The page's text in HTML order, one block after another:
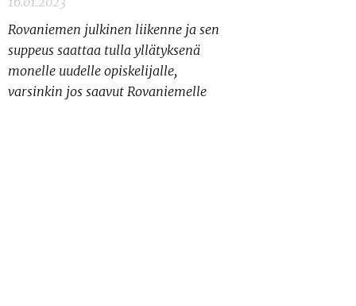
Rovaniemen julkinen liikenne ja sen
suppeus saattaa tulla yllätyksenä
monelle uudelle opiskelijalle,
varsinkin jos saavut Rovaniemelle